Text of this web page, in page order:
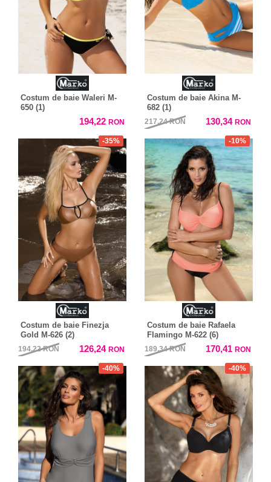
Costum de baie Waleri M-
650 (1)
194,22 RON
Costum de baie Akina M-
682 (1)
217,24RON 130,34 RON
-35%
Costum de baie Finezja
Gold M-626 (2)
194,22RON 126,24 RON
-10%
Costum de baie Rafaela
Flamingo M-622 (6)
189,34RON 170,41 RON
-40% -40%